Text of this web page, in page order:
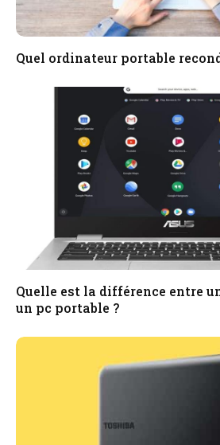
Quel ordinateur portable
Quelle est la différence entre
un pc portable ?